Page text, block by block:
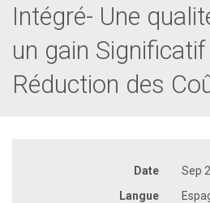
Intégré- Une
un gain
Réduction des
Date
Sep
Langue